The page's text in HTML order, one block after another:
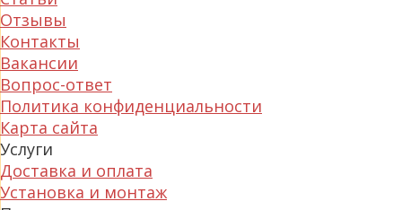
Отзывы
Контакты
Вакансии
Вопрос-ответ
Политика конфиденциальности
Карта сайта
Услуги
Доставка и оплата
Установка и монтаж